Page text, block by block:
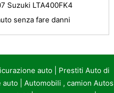
Suzuki LTA400FK4
senza fare danni
auto
Prestiti Auto di
auto
Automobili , camion Autos